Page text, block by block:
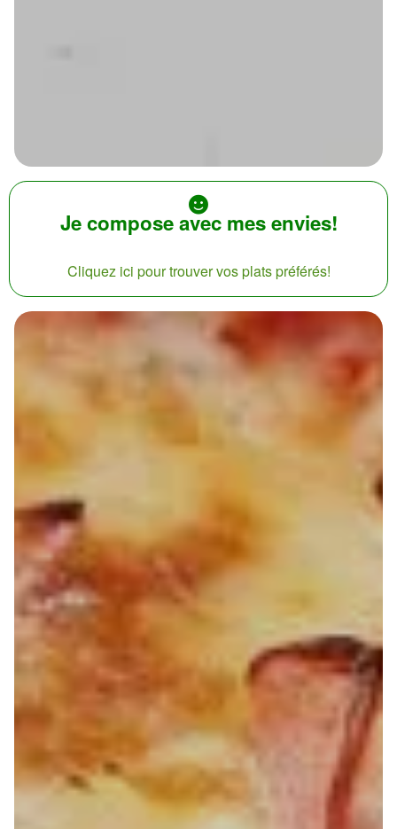
Je compose avec mes envies!
Cliquez ici pour trouver vos plats préférés!